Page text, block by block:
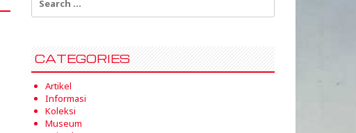
for:
CATEGORIES
Artikel
Informasi
Koleksi
Museum